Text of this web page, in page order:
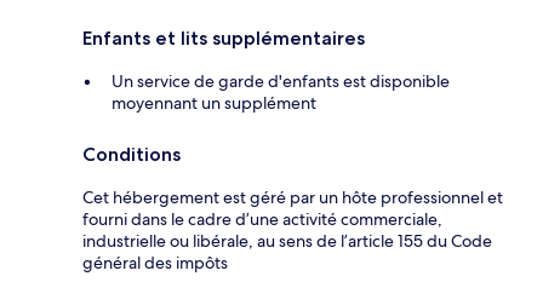
Enfants et lits supplémentaires
Un service de garde d'enfants est disponible
moyennant un supplément
Conditions
Cet hébergement est géré par un hôte professionnel et
fourni dans le cadre d’une activité commerciale,
industrielle ou libérale, au sens de l’article 155 du Code
général des impôts